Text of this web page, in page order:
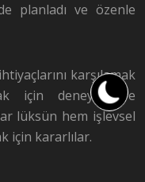
planladı ve özenle
karşılamak
için deneyim ve
lüksün hem işlevsel
için kararlılar.